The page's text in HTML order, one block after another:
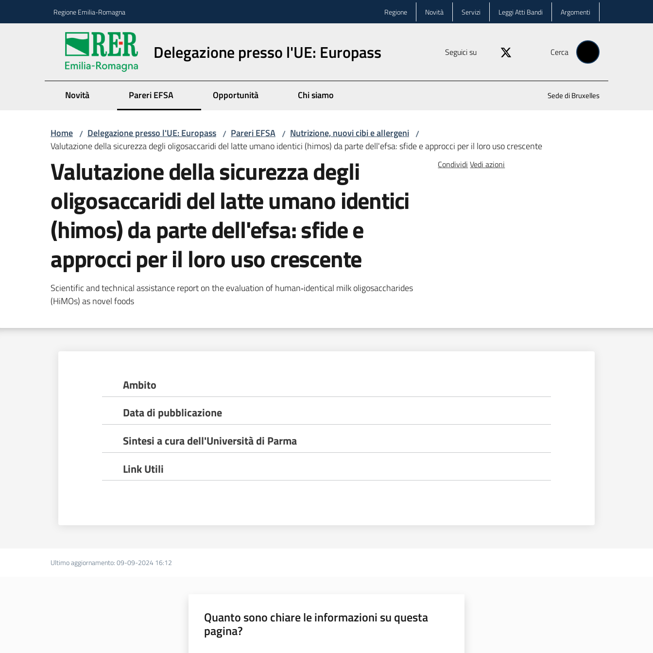
Regione Emilia-Romagna Regione Novità Servizi Leggi Atti Bandi Argomenti
Delegazione presso l'UE: Europass Seguici su Cerca
Novità Pareri EFSA Opportunità Chi siamo Sede di Bruxelles
Home / Delegazione presso l'UE: Europass / Pareri EFSA / Nutrizione, nuovi cibi e allergeni /
Valutazione della sicurezza degli oligosaccaridi del latte umano identici (himos) da parte dell'efsa: sfide e approcci per il loro uso crescente
Valutazione della sicurezza degli
oligosaccaridi del latte umano identici
(himos) da parte dell'efsa: sfide e
approcci per il loro uso crescente
Scientific and technical assistance report on the evaluation of human‐identical milk oligosaccharides
(HiMOs) as novel foods
Condividi Vedi azioni
Ambito
Data di pubblicazione
Sintesi a cura dell'Università di Parma
Link Utili
Ultimo aggiornamento:09-09-2024 16:12
Quanto sono chiare le informazioni su questa
pagina?